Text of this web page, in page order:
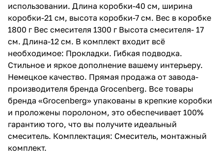
использовании. Длина коробки-40 см, ширина
коробки-21 см, высота коробки-7 см. Вес в коробке
1800 г Вес смесителя 1300 г Высота смесителя- 17
см. Длина-12 см. В комплект входит всё
необходимое: Прокладки. Гибкая подводка.
Стильное и яркое дополнение вашему интерьеру.
Немецкое качество. Прямая продажа от завода-
производителя бренда Grocenberg. Все товары
бренда «Grocenberg» упакованы в крепкие коробки
и проложены поролоном, это обеспечивает 100%
гарантию того, что вы получите идеальный
смеситель. Комплектация: Смеситель, монтажный
комплект.